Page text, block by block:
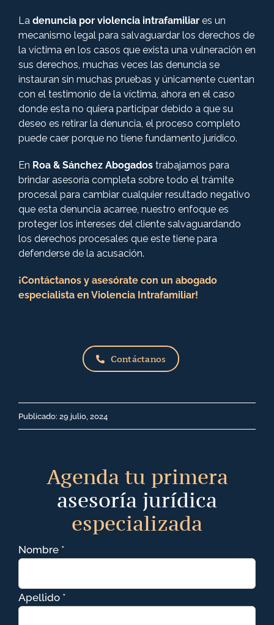
La denuncia por violencia intrafamiliar es un
mecanismo legal para salvaguardar los derechos de
la víctima en los casos que exista una vulneración en
sus derechos, muchas veces las denuncia se
instauran sin muchas pruebas y únicamente cuentan
con el testimonio de la víctima, ahora en el caso
donde esta no quiera participar debido a que su
deseo es retirar la denuncia, el proceso completo
puede caer porque no tiene fundamento jurídico.
En Roa & Sánchez Abogados trabajamos para
brindar asesoría completa sobre todo el trámite
procesal para cambiar cualquier resultado negativo
que esta denuncia acarree, nuestro enfoque es
proteger los intereses del cliente salvaguardando
los derechos procesales que este tiene para
defenderse de la acusación.
¡Contáctanos y asesórate con un abogado
especialista en Violencia Intrafamiliar!
Contáctanos
Publicado: 29 julio, 2024
Agenda tu primera
asesoría jurídica
especializada
Nombre *
Apellido *